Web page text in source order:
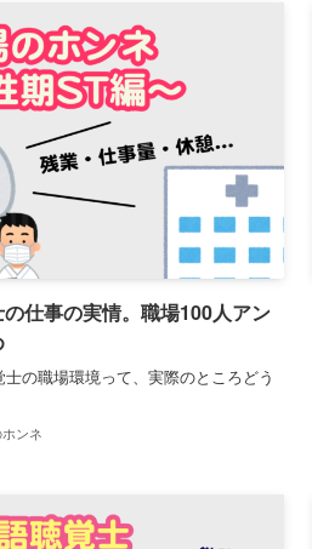
の仕事の実情。職場100人アン
の職場環境って、実際のところどう
ンネ